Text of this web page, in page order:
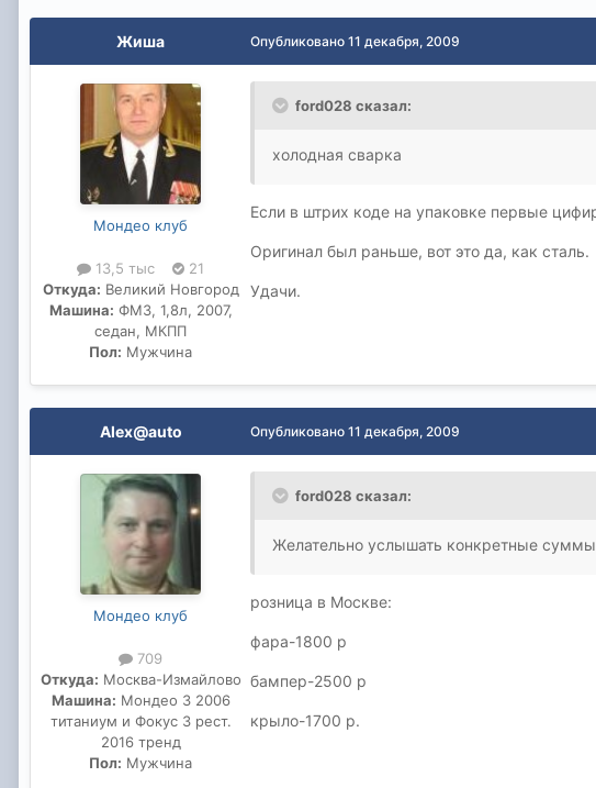
Жиша
Мондео клуб
13,5 тыс
21
Откуда: Великий Новгород
Машина: ФМ3, 1,8л, 2007,
седан, МКПП
Пол: Мужчина
Опубликовано 11 декабря, 2009
ford028 сказал:
холодная сварка
Если в штрих коде на упаковке первые
Оригинал был раньше, вот это да, как сталь.
Удачи.
Alex@auto
Мондео клуб
709
Откуда: Москва-Измайлово
Машина: Мондео 3 2006
титаниум и Фокус 3 рест.
2016 тренд
Пол: Мужчина
Опубликовано 11 декабря, 2009
ford028 сказал:
Желательно услышать конкретные
розница в Москве:
фара-1800 р
бампер-2500 р
крыло-1700 р.